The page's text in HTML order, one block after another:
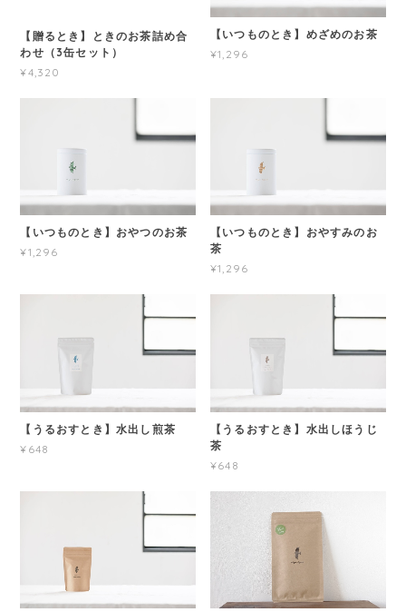
【贈るとき】ときのお茶詰め合
わせ（3缶セット）
¥4,320
【いつものとき】めざめのお茶
¥1,296
【いつものとき】おやつのお茶
¥1,296
【いつものとき】おやすみのお
茶
¥1,296
【うるおすとき】水出し煎茶
¥648
【うるおすとき】水出しほうじ
茶
¥648